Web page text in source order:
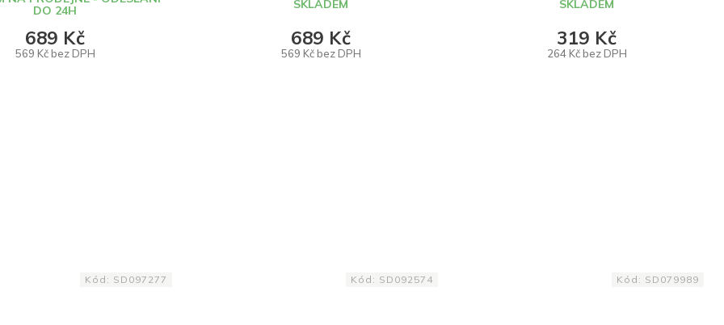
DO 24H
569 Kč bez DPH
689 Kč
SKLADEM
569 Kč bez DPH
689 Kč
SKLADEM
264 Kč bez DPH
319 Kč
Kód: SD097277 Kód: SD092574 Kód: SD079989